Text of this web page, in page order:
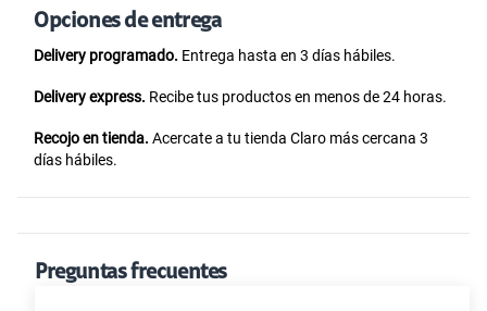
Opciones de entrega
Delivery programado. Entrega hasta en 3 días hábiles.
Delivery express. Recibe tus productos en menos de 24 horas.
Recojo en tienda. Acercate a tu tienda Claro más cercana 3
días hábiles.
Preguntas frecuentes